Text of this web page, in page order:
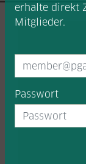
erhalte direkt
Mitglieder.
Passwort